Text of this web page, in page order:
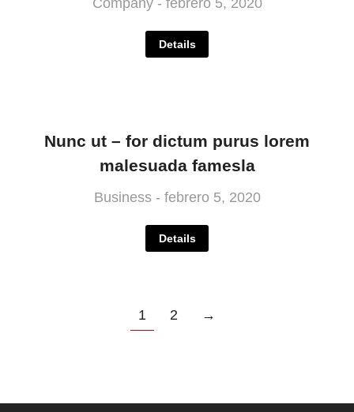
Company febrero 5, 2020
Details
Nunc ut – for dictum purus lorem
malesuada famesla
Business febrero 5, 2020
Details
1 2 →